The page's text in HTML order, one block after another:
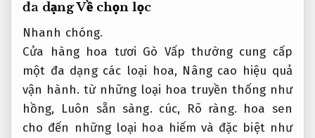
đa dạng Về chọn lọc
Nhanh chóng.
Cửa hàng hoa tươi Gò Vấp thường cung cấp
một đa dạng các loại hoa, Nâng cao hiệu quả
vận hành. từ những loại hoa truyền thống như
hồng,
Luôn sẵn sàng. cúc, Rõ ràng. hoa sen
cho đến những loại hoa hiếm và đặc biệt như